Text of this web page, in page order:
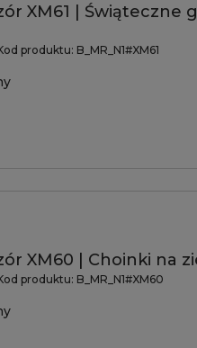
XM61 | Świąteczne
produktu: B_MR_N1#XM61
XM60 | Choinki na
Kod produktu: B_MR_N1#XM60